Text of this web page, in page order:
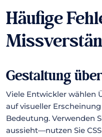
Häufige
Gestaltung
Viele Entwickler wählen
auf visueller
Bedeutung. Verwenden
aussieht—nutzen Sie